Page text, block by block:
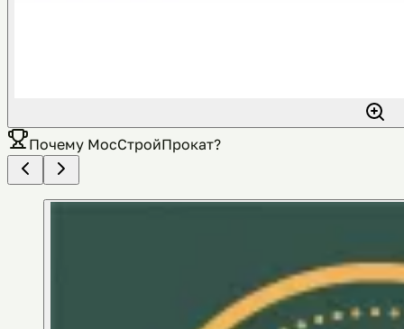
Почему МосСтройПрокат?